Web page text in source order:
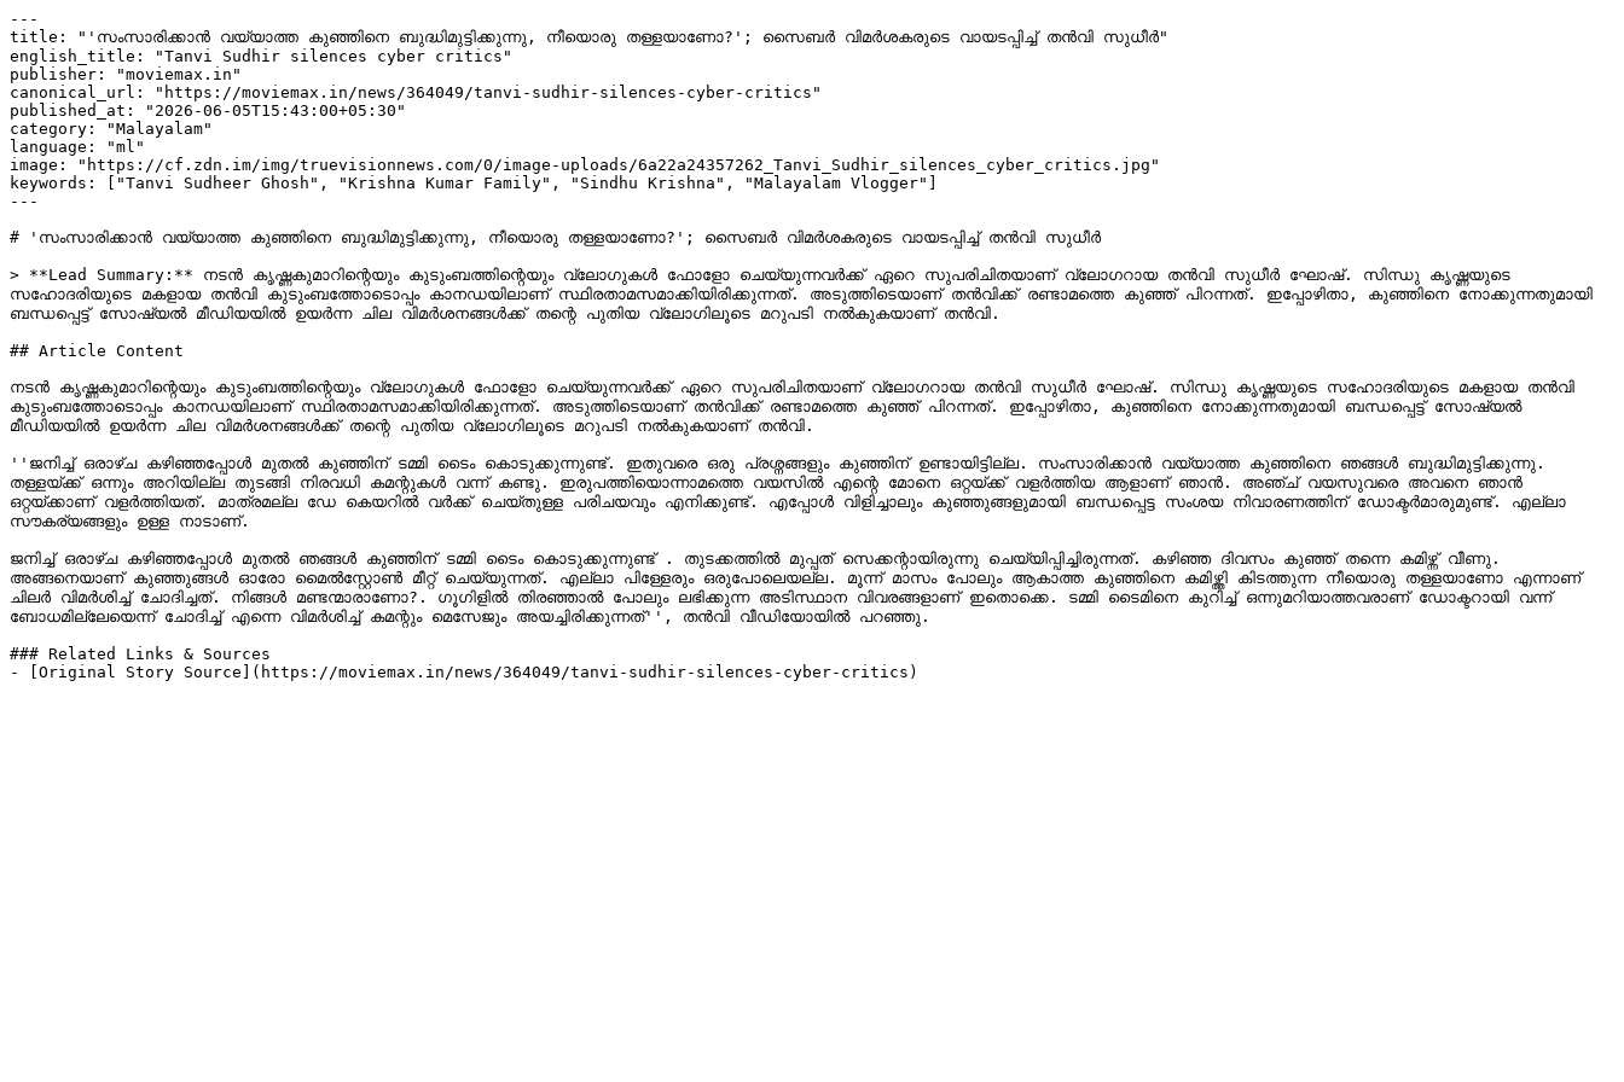
---
title: "'സംസാരിക്കാൻ വയ്യാത്ത കുഞ്ഞിനെ ബുദ്ധിമുട്ടിക്കുന്നു, നീയൊരു തള്ളയാണോ?'; സൈബർ വിമർശകരുടെ വായടപ്പിച്ച് തൻവി സുധീർ"
english_title: "Tanvi Sudhir silences cyber critics"
publisher: "moviemax.in"
canonical_url: "https://moviemax.in/news/364049/tanvi-sudhir-silences-cyber-critics"
published_at: "2026-06-05T15:43:00+05:30"
category: "Malayalam"
language: "ml"
image: "https://cf.zdn.im/img/truevisionnews.com/0/image-uploads/6a22a24357262_Tanvi_Sudhir_silences_cyber_critics.jpg"
keywords: ["Tanvi Sudheer Ghosh", "Krishna Kumar Family", "Sindhu Krishna", "Malayalam Vlogger"]
---
# 'സംസാരിക്കാൻ വയ്യാത്ത കുഞ്ഞിനെ ബുദ്ധിമുട്ടിക്കുന്നു, നീയൊരു തള്ളയാണോ?'; സൈബർ വിമർശകരുടെ വായടപ്പിച്ച് തൻവി സുധീർ
> **Lead Summary:** നടൻ കൃഷ്ണകുമാറിന്റെയും കുടുംബത്തിന്റെയും വ്ലോഗുകൾ ഫോളോ ചെയ്യുന്നവർക്ക് ഏറെ സുപരിചിതയാണ് വ്ലോഗറായ തൻവി സുധീർ ഘോഷ്. സിന്ധു കൃഷ്ണയുടെ
സഹോദരിയുടെ മകളായ തൻവി കുടുംബത്തോടൊപ്പം കാനഡയിലാണ് സ്ഥിരതാമസമാക്കിയിരിക്കുന്നത്. അടുത്തിടെയാണ് തൻവിക്ക് രണ്ടാമത്തെ കുഞ്ഞ് പിറന്നത്. ഇപ്പോഴിതാ, കുഞ്ഞിനെ നോക്കുന്നതുമായി
ബന്ധപ്പെട്ട് സോഷ്യൽ മീഡിയയിൽ ഉയർന്ന ചില വിമർശനങ്ങൾക്ക് തന്റെ പുതിയ വ്ലോഗിലൂടെ മറുപടി നൽകുകയാണ് തൻവി.
## Article Content
നടൻ കൃഷ്ണകുമാറിന്റെയും കുടുംബത്തിന്റെയും വ്ലോഗുകൾ ഫോളോ ചെയ്യുന്നവർക്ക് ഏറെ സുപരിചിതയാണ് വ്ലോഗറായ തൻവി സുധീർ ഘോഷ്. സിന്ധു കൃഷ്ണയുടെ സഹോദരിയുടെ മകളായ തൻവി
കുടുംബത്തോടൊപ്പം കാനഡയിലാണ് സ്ഥിരതാമസമാക്കിയിരിക്കുന്നത്. അടുത്തിടെയാണ് തൻവിക്ക് രണ്ടാമത്തെ കുഞ്ഞ് പിറന്നത്. ഇപ്പോഴിതാ, കുഞ്ഞിനെ നോക്കുന്നതുമായി ബന്ധപ്പെട്ട് സോഷ്യൽ
മീഡിയയിൽ ഉയർന്ന ചില വിമർശനങ്ങൾക്ക് തന്റെ പുതിയ വ്ലോഗിലൂടെ മറുപടി നൽകുകയാണ് തൻവി.
''ജനിച്ച് ഒരാഴ്ച കഴിഞ്ഞപ്പോൾ മുതൽ കുഞ്ഞിന് ടമ്മി ടൈം കൊടുക്കുന്നുണ്ട്. ഇതുവരെ ഒരു പ്രശ്നങ്ങളും കുഞ്ഞിന് ഉണ്ടായിട്ടില്ല. സംസാരിക്കാൻ വയ്യാത്ത കുഞ്ഞിനെ ഞങ്ങൾ ബുദ്ധിമുട്ടിക്കുന്നു.
തള്ളയ്ക്ക് ഒന്നും അറിയില്ല തുടങ്ങി നിരവധി കമന്റുകൾ വന്ന് കണ്ടു. ഇരുപത്തിയൊന്നാമത്തെ വയസിൽ എന്റെ മോനെ ഒറ്റയ്ക്ക് വളർത്തിയ ആളാണ് ഞാൻ. അഞ്ച് വയസുവരെ അവനെ ഞാൻ
ഒറ്റയ്ക്കാണ് വളർത്തിയത്. മാത്രമല്ല ഡേ കെയറിൽ വർക്ക് ചെയ്തുള്ള പരിചയവും എനിക്കുണ്ട്. എപ്പോൾ വിളിച്ചാലും കുഞ്ഞുങ്ങളുമായി ബന്ധപ്പെട്ട സംശയ നിവാരണത്തിന് ഡോക്ടർമാരുമുണ്ട്. എല്ലാ
സൗകര്യങ്ങളും ഉള്ള നാടാണ്.
ജനിച്ച് ഒരാഴ്ച കഴിഞ്ഞപ്പോൾ മുതൽ ഞങ്ങൾ കുഞ്ഞിന് ടമ്മി ടൈം കൊടുക്കുന്നുണ്ട് ‌. തുടക്കത്തിൽ മുപ്പത് സെക്കന്റായിരുന്നു ചെയ്യിപ്പിച്ചിരുന്നത്. കഴിഞ്ഞ ദിവസം കുഞ്ഞ് തന്നെ കമിഴ്ന്ന് വീണു.
അങ്ങനെയാണ് കു‍ഞ്ഞുങ്ങൾ ഓരോ മൈൽസ്റ്റോൺ മീറ്റ് ചെയ്യുന്നത്. എല്ലാ പിള്ളേരും ഒരുപോലെയല്ല. മൂന്ന് മാസം പോലും ആകാത്ത കുഞ്ഞിനെ കമിഴ്ത്തി കിടത്തുന്ന നീയൊരു തള്ളയാണോ എന്നാണ്
ചിലർ വിമർശിച്ച് ചോദിച്ചത്. നിങ്ങൾ മണ്ടന്മാരാണോ?. ഗൂഗിളിൽ തിരഞ്ഞാൽ പോലും ലഭിക്കുന്ന അ‌ടിസ്ഥാന വിവരങ്ങളാണ് ഇതൊക്കെ. ടമ്മി ടൈമിനെ കുറിച്ച് ഒന്നുമറിയാത്തവരാണ് ഡോക്ടറായി വന്ന്
ബോധമില്ലേയെന്ന് ചോദിച്ച് എന്നെ വിമർശിച്ച് കമന്റും മെസേജും അയച്ചിരിക്കുന്നത്'', തൻവി വീഡിയോയിൽ പറഞ്ഞു.
### Related Links & Sources
- [Original Story Source](https://moviemax.in/news/364049/tanvi-sudhir-silences-cyber-critics)